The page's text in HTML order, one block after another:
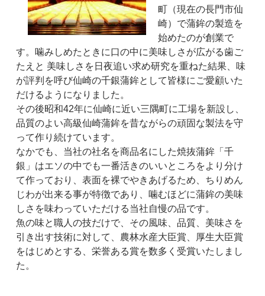
町（現在の長門市仙
崎）で蒲鉾の製造を
始めたのが創業で
す。噛みしめたときに口の中に美味しさが広がる歯ご
たえと 美味しさを日夜追い求め研究を重ねた結果、味
が評判を呼び仙崎の千銀蒲鉾として皆様にご愛顧いた
だけるようになりました。
その後昭和42年に仙崎に近い三隅町に工場を新設し、
品質のよい高級仙崎蒲鉾を昔ながらの頑固な製法を守
って作り続けています。
なかでも、当社の社名を商品名にした焼抜蒲鉾「千
銀」はエソの中でも一番活きのいいところをより分け
て作っており、表面を裸でやきあげるため、ちりめん
じわが出来る事が特徴であり、噛むほどに蒲鉾の美味
しさを味わっていただける当社自慢の品です。
魚の味と職人の技だけで、その風味、品質、美味さを
引き出す技術に対して、農林水産大臣賞、厚生大臣賞
をはじめとする、栄誉ある賞を数多く受賞いたしまし
た。